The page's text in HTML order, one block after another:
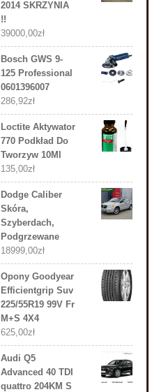
2014 SKRZYNIA
!!
39000,00zł
Bosch GWS 9-
125 Professional
0601396007
286,92zł
Loctite Aktywator
770 Podkład Do
Tworzyw 10Ml
135,00zł
Dodge Caliber
Skóra,
Szyberdach,
Podgrzewane
18999,00zł
Opony Goodyear
Efficientgrip Suv
225/55R19 99V Fr
M+S 4X4
625,00zł
Audi Q5
Advanced 40 TDI
quattro 204KM S